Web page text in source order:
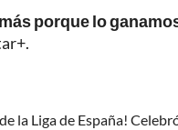
porque lo
la Liga de España!